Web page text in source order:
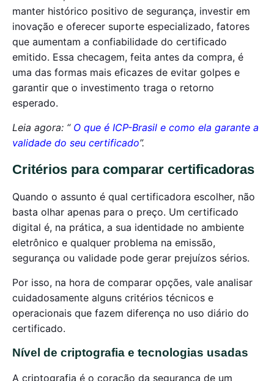
manter histórico positivo de segurança, investir em
inovação e oferecer suporte especializado, fatores
que aumentam a confiabilidade do certificado
emitido. Essa checagem, feita antes da compra, é
uma das formas mais eficazes de evitar golpes e
garantir que o investimento traga o retorno
esperado.
Leia agora: “ O que é ICP-Brasil e como ela garante a
validade do seu certificado”.
Critérios para comparar certificadoras
Quando o assunto é qual certificadora escolher, não
basta olhar apenas para o preço. Um certificado
digital é, na prática, a sua identidade no ambiente
eletrônico e qualquer problema na emissão,
segurança ou validade pode gerar prejuízos sérios.
Por isso, na hora de comparar opções, vale analisar
cuidadosamente alguns critérios técnicos e
operacionais que fazem diferença no uso diário do
certificado.
Nível de criptografia e tecnologias usadas
A criptografia é o coração da segurança de um